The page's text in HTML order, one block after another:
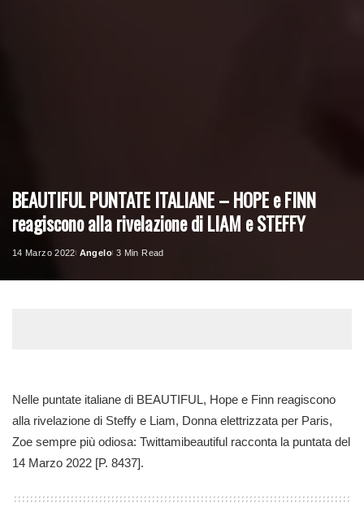
BEAUTIFUL PUNTATE ITALIANE – HOPE e FINN
reagiscono alla rivelazione di LIAM e STEFFY
14 Marzo 2022
Posted
Angelo 3 Min Read
Nelle puntate italiane di BEAUTIFUL, Hope e Finn reagiscono
alla rivelazione di Steffy e Liam, Donna elettrizzata per Paris,
Zoe sempre più odiosa: Twittamibeautiful racconta la puntata del
14 Marzo 2022 [P. 8437].